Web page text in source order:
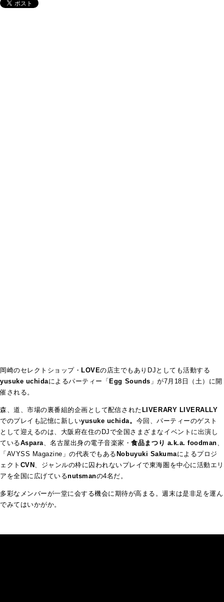
岡崎のセレクトショップ・ LOVEの店主でもありDJとしても活動する
yusuke uchidaによるパーティー「 Egg Sounds 」が7月18日（土）に開
催される。
森、道、市場の裏番組的企画として配信された LIVERARY LIVERALLY
でのプレイも記憶に新しいyusuke uchida。 今回、パーティーのゲスト
として迎えるのは、大阪府在住のDJで全国さまざまなイベントに出演し
ているAspara、名古屋出身の電子音楽家・食品まつり a.k.a. foodman、
「AVYSS Magazine」の代表でもある Nobuyuki Sakumaによるプロジ
ェクト CVN 、ジャンルの枠に囚われないプレイで東海圏を中心に活動エリ
アを全国に広げているnutsmanの4名だ。
多彩なメンバーが一堂に会する機会に期待が高まる。週末は是非足を運ん
でみてはいかがか。